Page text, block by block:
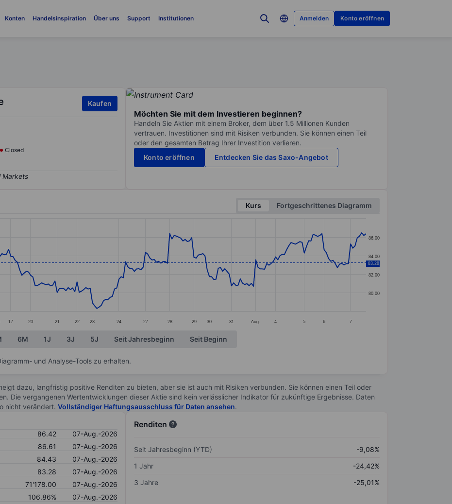
Konten Handelsinspiration Über uns Support Institutionen Anmelden Konto eröffnen
Kaufen
Closed
Möchten Sie mit dem Investieren beginnen?
Handeln Sie Aktien mit einem Broker, dem über 1.5 Millionen Kunden
vertrauen. Investitionen sind mit Risiken verbunden. Sie können einen Teil
oder den gesamten Betrag Ihrer Investition verlieren.
Konto eröffnen
Entdecken Sie das Saxo-Angebot
Kurs
Fortgeschrittenes Diagramm
Data ranges from 78.28 to 86.47.
17 20 21 22 23 24 27 28 29 30 31 Aug. 4 5 6 7
80.00
82.00
84.00
86.00
83.28
6M 1J 3J 5J Seit Jahresbeginn Seit Beginn
und Analyse-Tools zu erhalten.
dazu, langfristig positive Renditen zu bieten, aber sie ist auch mit Risiken verbunden. Sie können einen Teil oder
Die vergangenen Wertentwicklungen dieser Aktie sind kein verlässlicher Indikator für zukünftige Ergebnisse. Daten
nicht verändert. Vollständiger Haftungsausschluss für Daten ansehen.
86.42
07-Aug.-2026
86.61
07-Aug.-2026
84.43
07-Aug.-2026
83.28
07-Aug.-2026
71'178.00
07-Aug.-2026
106.86%
07-Aug.-2026
Renditen
Seit Jahresbeginn (YTD)
-9,08%
1 Jahr
-24,42%
3 Jahre
-25,01%